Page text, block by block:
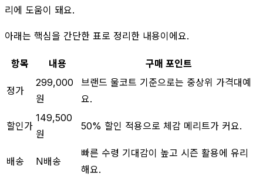
리에 도움이 돼요.
아래는 핵심을 간단한 표로 정리한 내용이에요.
항목 내용 구매 포인트
정가
299,000
원
브랜드 울코트 기준으로는 중상위 가격대예
요.
할인가
149,500
원
50% 할인 적용으로 체감 메리트가 커요.
배송 N배송
빠른 수령 기대감이 높고 시즌 활용에 유리
해요.